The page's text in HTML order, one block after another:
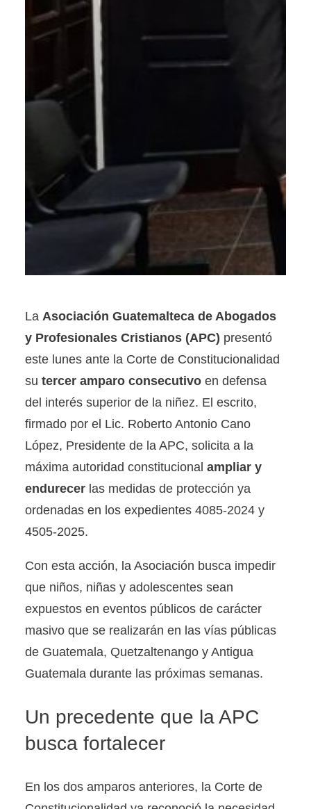
La Asociación Guatemalteca de Abogados
y Profesionales Cristianos (APC) presentó
este lunes ante la Corte de Constitucionalidad
su tercer amparo consecutivo en defensa
del interés superior de la niñez. El escrito,
firmado por el Lic. Roberto Antonio Cano
López, Presidente de la APC, solicita a la
máxima autoridad constitucional ampliar y
endurecer las medidas de protección ya
ordenadas en los expedientes 4085-2024 y
4505-2025.
Con esta acción, la Asociación busca impedir
que niños, niñas y adolescentes sean
expuestos en eventos públicos de carácter
masivo que se realizarán en las vías públicas
de Guatemala, Quetzaltenango y Antigua
Guatemala durante las próximas semanas.
Un precedente que la APC
busca fortalecer
En los dos amparos anteriores, la Corte de